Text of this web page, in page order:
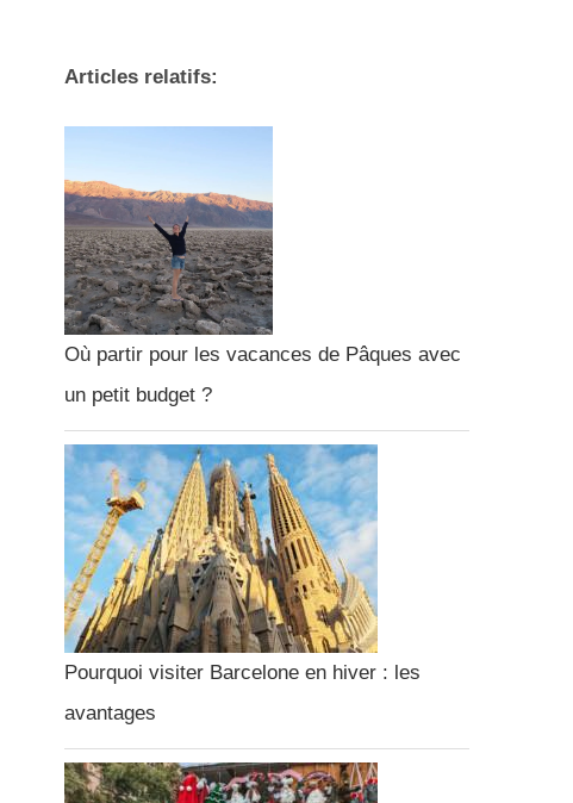
Articles relatifs:
Où partir pour les vacances de Pâques avec
un petit budget ?
Pourquoi visiter Barcelone en hiver : les
avantages